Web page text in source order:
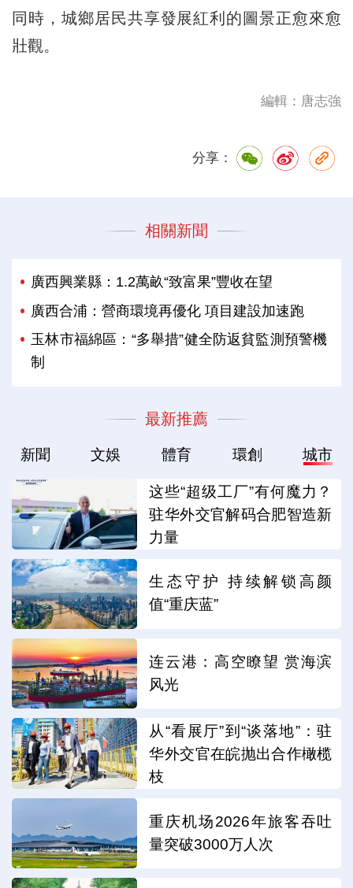
同時，城鄉居民共享發展紅利的圖景正愈來愈
壯觀。
編輯：唐志強
分享：
相關新聞
廣西興業縣：1.2萬畝“致富果”豐收在望
廣西合浦：營商環境再優化 項目建設加速跑
玉林市福綿區：“多舉措”健全防返貧監測預警機
制
最新推薦
新聞 文娛 體育 環創 城市
这些“超级工厂”有何魔力？
驻华外交官解码合肥智造新
力量
生态守护 持续解锁高颜
值“重庆蓝”
连云港：高空瞭望 赏海滨
风光
从“看展厅”到“谈落地”：驻
华外交官在皖抛出合作橄榄
枝
重庆机场2026年旅客吞吐
量突破3000万人次